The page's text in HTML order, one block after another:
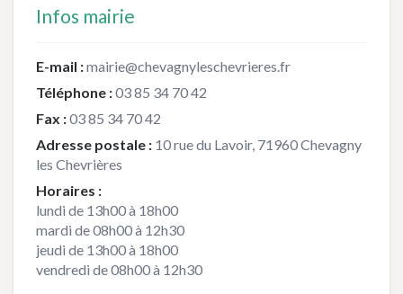
Infos mairie
E-mail :mairie@chevagnyleschevrieres.fr
Téléphone :03 85 34 70 42
Fax :03 85 34 70 42
Adresse postale : 10 rue du Lavoir, 71960 Chevagny
les Chevrières
Horaires :
lundi de 13h00 à 18h00
mardi de 08h00 à 12h30
jeudi de 13h00 à 18h00
vendredi de 08h00 à 12h30